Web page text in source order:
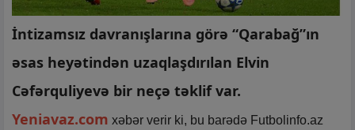
İntizamsız davranışlarına görə “Qarabağ”ın
əsas heyətindən uzaqlaşdırılan Elvin
Cəfərquliyevə bir neçə təklif var.
Yeniavaz.com xəbər verir ki, bu barədə Futbolinfo.az